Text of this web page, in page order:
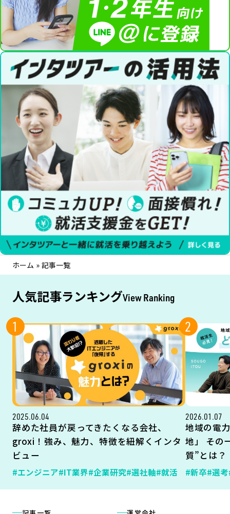
ホーム » 記事一覧
人気記事ランキングView Ranking
1
2025.06.04
辞めた社員が戻ってきたくなる会社、
groxi！強み、魅力、特徴を紐解くインタ
ビュー
#エンジニア#IT業界#企業研究#選社軸#就活
2
2026.01.07
地域の電
地」 その
質”とは？
#新卒#選考